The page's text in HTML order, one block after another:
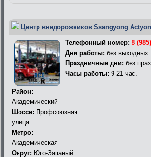
Центр внедорожников Ssangyong
Телефонный номер: 8
Дни работы: без выходных
Праздничные дни: без
Часы работы: 9-21 час.
Район:
Академический
Шоссе: Профсоюзная
улица
Метро:
Академическая
Округ: Юго-Запаный